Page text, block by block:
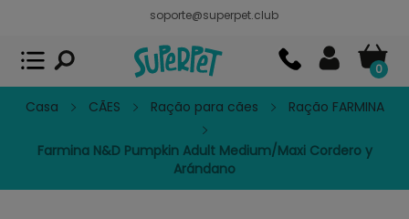
soporte@superpet.club
0
Casa CÃES Ração para cães Ração FARMINA
Farmina N&D Pumpkin Adult Medium/Maxi Cordero y
Arándano
Superpet, comida para mascotas
APP GRATIS - En Google Play